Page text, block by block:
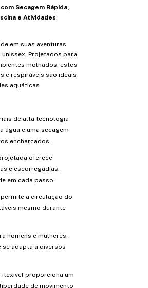
Secagem Rápida,
e Atividades
em suas aventuras
Projetados para
molhados, estes
e respiráveis são ideais
aquáticas.
de alta tecnologia
água e uma secagem
encharcados.
oferece
e escorregadias,
em cada passo.
a circulação do
mesmo durante
homens e mulheres,
se adapta a diversos
proporciona um
de movimento